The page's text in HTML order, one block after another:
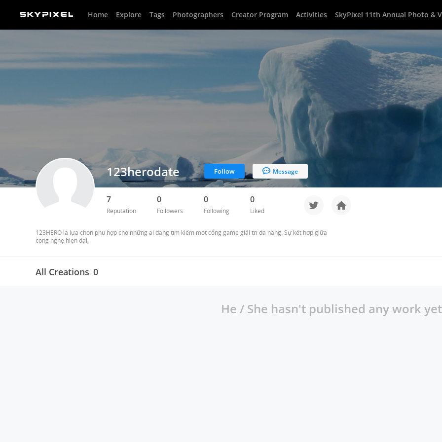
Home Explore Tags Photographers Creator Program Activities SkyPixel 11th Annual Photo &
123herodate Follow Message
7
Reputation
0
Followers
0
Following
0
Liked
123HERO là lựa chọn phù hợp cho những ai đang tìm kiếm một cổng game giải trí đa năng. Sự kết hợp giữa
công nghệ hiện đại,
All Creations 0
He / She hasn't published any work yet